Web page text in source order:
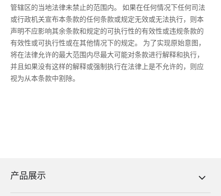
管辖区的当地法律未禁止的范围内。 如果在任何情况下任何司法
或行政机关宣布本条款的任何条款或规定无效或无法执行，则本
声明不应影响其余条款和规定的可执行性的有效性或违规条款的
有效性或可执行性或在其他情况下的规定。 为了实现原始意图，
将在法律允许的最大范围内尽最大可能对条款进行解释和执行，
并且如果没有这样的解释或强制执行在法律上是不允许的，则应
视为从本条款中割除。
产品展示